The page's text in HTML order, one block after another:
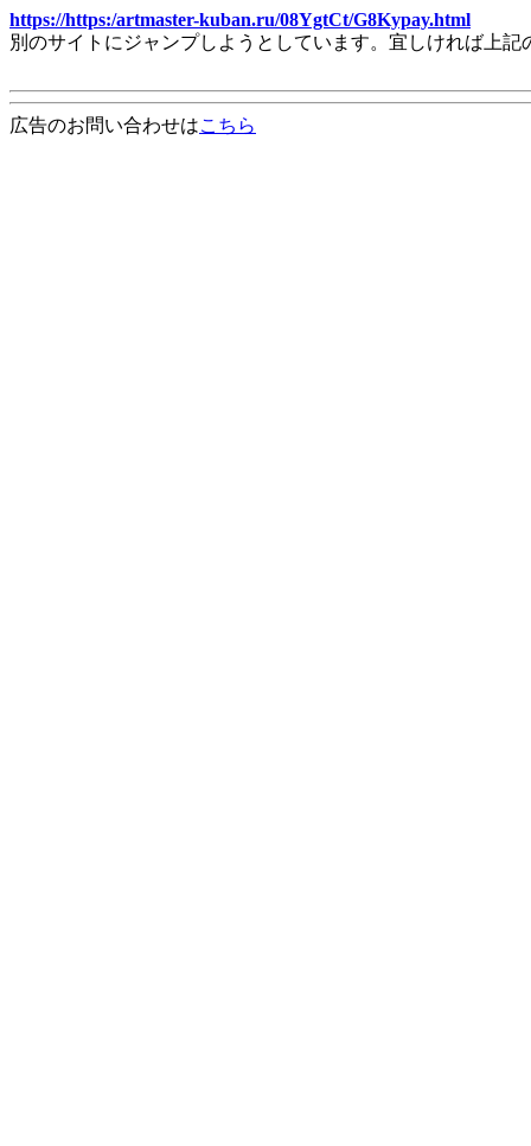
https://https:/artmaster-kuban.ru/08YgtCt/G8Kypay.html
別のサイトにジャンプしようとしています。宜しければ上
広告のお問い合わせはこちら